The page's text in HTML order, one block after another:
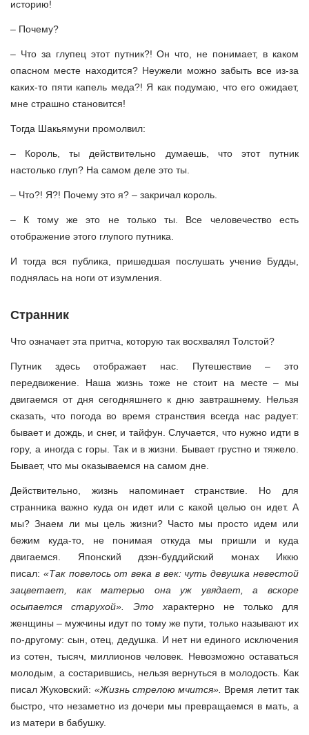
историю!
– Почему?
– Что за глупец этот путник?! Он что, не понимает, в каком
опасном месте находится? Неужели можно забыть все из-за
каких-то пяти капель меда?! Я как подумаю, что его ожидает,
мне страшно становится!
Тогда Шакьямуни промолвил:
– Король, ты действительно думаешь, что этот путник
настолько глуп? На самом деле это ты.
– Что?! Я?! Почему это я? – закричал король.
– К тому же это не только ты. Все человечество есть
отображение этого глупого путника.
И тогда вся публика, пришедшая послушать учение Будды,
поднялась на ноги от изумления.
Странник
Что означает эта притча, которую так восхвалял Толстой?
Путник здесь отображает нас. Путешествие – это
передвижение. Наша жизнь тоже не стоит на месте – мы
двигаемся от дня сегодняшнего к дню завтрашнему. Нельзя
сказать, что погода во время странствия всегда нас радует:
бывает и дождь, и снег, и тайфун. Случается, что нужно идти в
гору, а иногда с горы. Так и в жизни. Бывает грустно и тяжело.
Бывает, что мы оказываемся на самом дне.
Действительно, жизнь напоминает странствие. Но для
странника важно куда он идет или с какой целью он идет. А
мы? Знаем ли мы цель жизни? Часто мы просто идем или
бежим куда-то, не понимая откуда мы пришли и куда
двигаемся. Японский дзэн-буддийский монах Иккю
писал: «Так повелось от века в век: чуть девушка невестой
зацветает, как матерью она уж увядает, а вскоре
осыпается старухой». Это характерно не только для
женщины – мужчины идут по тому же пути, только называют их
по-другому: сын, отец, дедушка. И нет ни единого исключения
из сотен, тысяч, миллионов человек. Невозможно оставаться
молодым, а состарившись, нельзя вернуться в молодость. Как
писал Жуковский: «Жизнь стрелою мчится». Время летит так
быстро, что незаметно из дочери мы превращаемся в мать, а
из матери в бабушку.